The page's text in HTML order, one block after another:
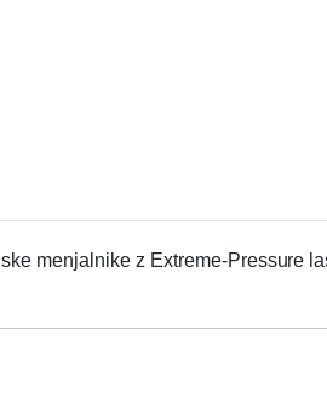
menjalnike z Extreme-Pressure